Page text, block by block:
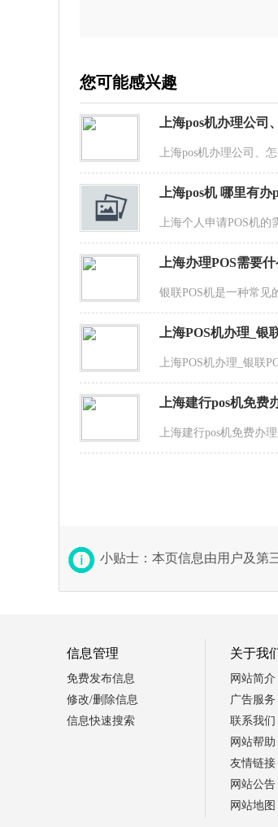
您可能感兴趣
上海pos机办理公司
上海pos机办理公司、
上海pos机 哪里有
上海个人申请POS机的
上海办理POS需要
银联POS机是一种常见
上海POS机办理_
上海POS机办理_银联
上海建行pos机免
上海建行pos机免费办
小贴士：本页信息由用户及第
信息管理
免费发布信息
修改/删除信息
信息快速搜索
关于我
网站简介
广告服务
联系我们
网站帮助
友情链接
网站公告
网站地图